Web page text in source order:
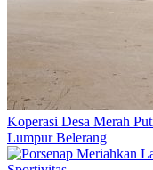
Koperasi Desa Merah
Lumpur Belerang